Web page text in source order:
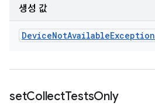
생성 값
DeviceNotAvailableException
setCollectTestsOnly